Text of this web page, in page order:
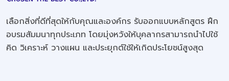
เลือกสิ่งที่ดีที่สุดให้กับคุณและองค์กร รับออกแบบหลักสูตร ฝึก
อบรมสัมมนาทุกประเภท โดยมุ่งหวังให้บุคลากรสามารถนำไปใช้
คิด วิเคราะห์ วางแผน และประยุกต์ใช้ให้เกิดประโยชน์สูงสุด